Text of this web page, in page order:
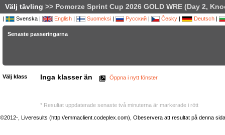
Välj tävling >> Pomorze Sprint Cup 2026 GOLD WRE (Day 2,
| Svenska | English | Suomeksi | Русский | Česky | Deutsch |
Senaste passeringarna
Välj klass Inga klasser än Öppna i nytt fönster
* Resultat uppdaterade senaste två minuterna är markerade i rött
©2012-, Liveresults (http://emmaclient.codeplex.com), Obeservera att resultat på denna